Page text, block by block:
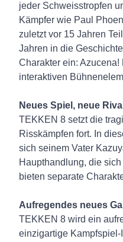
jeder Schweisstropfen
Kämpfer wie Paul
zuletzt vor 15 Jahren
Jahren in die
Charakter ein:
interaktiven
Neues Spiel, neue
TEKKEN 8 setzt die
Risskämpfen fort. In
sich seinem Vater
Haupthandlung, die
bieten separate
Aufregendes neues
TEKKEN 8 wird ein
einzigartige